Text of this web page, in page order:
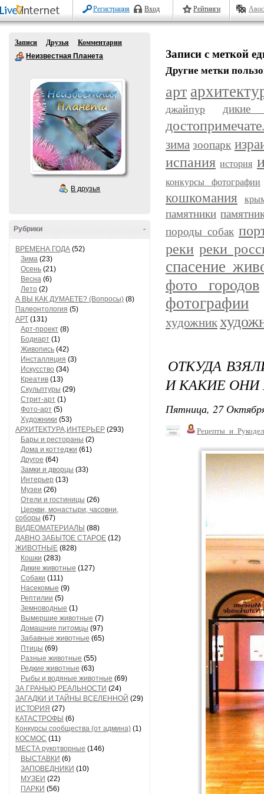
Регистрация Вход Рейтинги
Записи Друзья
Комментарии
Неизвестная Планета
В друзья
-
Рубрики
ВРЕМЕНА ГОДА (52)
Зима (23)
Осень (21)
Весна (6)
Лето (2)
А ВЫ КАК ДУМАЕТЕ? (Вопросы) (8)
Палеонтология (5)
АРТ (131)
Арт-проект (8)
Бодиарт (1)
Живопись (42)
Инсталляция (3)
Искусство (34)
Креатив (13)
Скульптуры (29)
Стрит-арт (1)
Фото-арт (5)
Художники (53)
АРХИТЕКТУРА,ИНТЕРЬЕР (293)
Бары и рестораны (2)
Дома и коттеджи (61)
Другое (64)
Замки и дворцы (33)
Интерьер (13)
Музеи (26)
Отели и гостиницы (26)
Церкви, монастыри, часовни,
соборы (67)
ВИДЕОМАТЕРИАЛЫ (88)
ДАВНО ЗАБЫТОЕ СТАРОЕ (12)
ЖИВОТНЫЕ (828)
Кошки (283)
Дикие животные (127)
Собаки (111)
Насекомые (9)
Рептилии (5)
Земноводные (1)
Вымершие животные (7)
Домашние питомцы (97)
Забавные животные (65)
Птицы (69)
Разные животные (55)
Редкие животные (63)
Рыбы и водяные животные (69)
ЗА ГРАНЬЮ РЕАЛЬНОСТИ (24)
ЗАГАДКИ И ТАЙНЫ ВСЕЛЕННОЙ (29)
ИСТОРИЯ (27)
КАТАСТРОФЫ (6)
Конкурсы сообщества (от админа) (1)
КОСМОС (11)
МЕСТА рукотворные (146)
ВЫСТАВКИ (6)
ЗАПОВЕДНИКИ (10)
МУЗЕИ (22)
ПАРКИ (56)
Записи с меткой
Другие метки
арт
джайпур дикие
зима зоопарк
испания история
конкурсы фотографии
кошкомания
памятники
породы собак
реки реки
спасение
фото городов
фотографии
художник
ОТКУДА
И КАКИЕ
Пятница, 27